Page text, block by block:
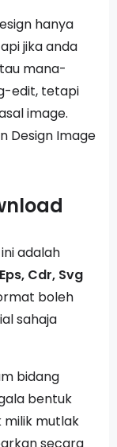
hanya
jika anda
mana-
edit, tetapi
image.
Design Image
adalah
Cdr, Svg
boleh
sahaja
bidang
bentuk
milik mutlak